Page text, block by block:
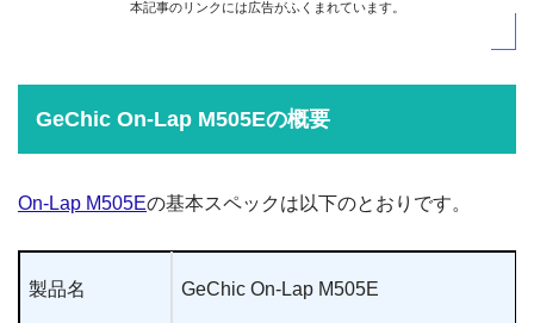
本記事のリンクには広告がふくまれています。
GeChic On-Lap M505Eの概要
On-Lap M505Eの基本スペックは以下のとおりです。
製品名 GeChic On-Lap M505E